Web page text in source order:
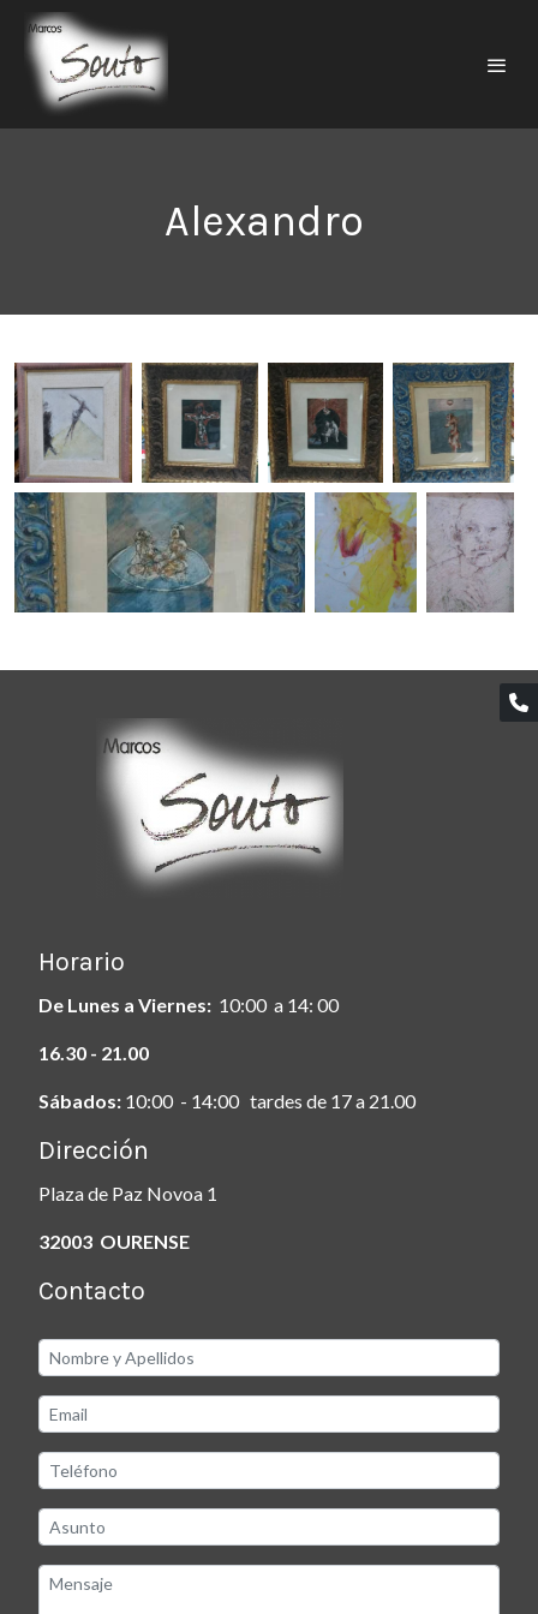
Alexandro
Horario
De Lunes a Viernes: 10:00 a 14: 00
16.30 - 21.00
Sábados: 10:00 - 14:00 tardes de 17 a 21.00
Dirección
Plaza de Paz Novoa 1
32003 OURENSE
Contacto